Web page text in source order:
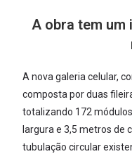
A obra tem um
A nova galeria celular,
composta por duas
totalizando 172
largura e 3,5 metros de
tubulação circular